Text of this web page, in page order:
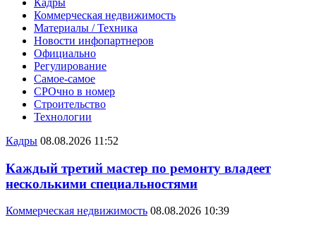
Кадры
Коммерческая недвижимость
Материалы / Техника
Новости инфопартнеров
Официально
Регулирование
Самое-самое
СРОчно в номер
Строительство
Технологии
Кадры 08.08.2026 11:52
Каждый третий мастер по ремонту владеет
несколькими специальностями
Коммерческая недвижимость 08.08.2026 10:39